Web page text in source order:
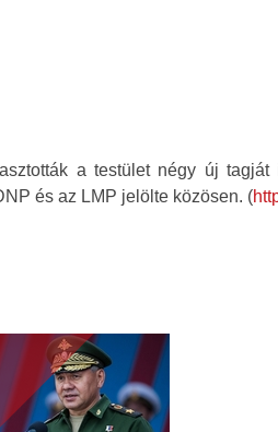
a testület négy új
és az LMP jelölte közösen. (